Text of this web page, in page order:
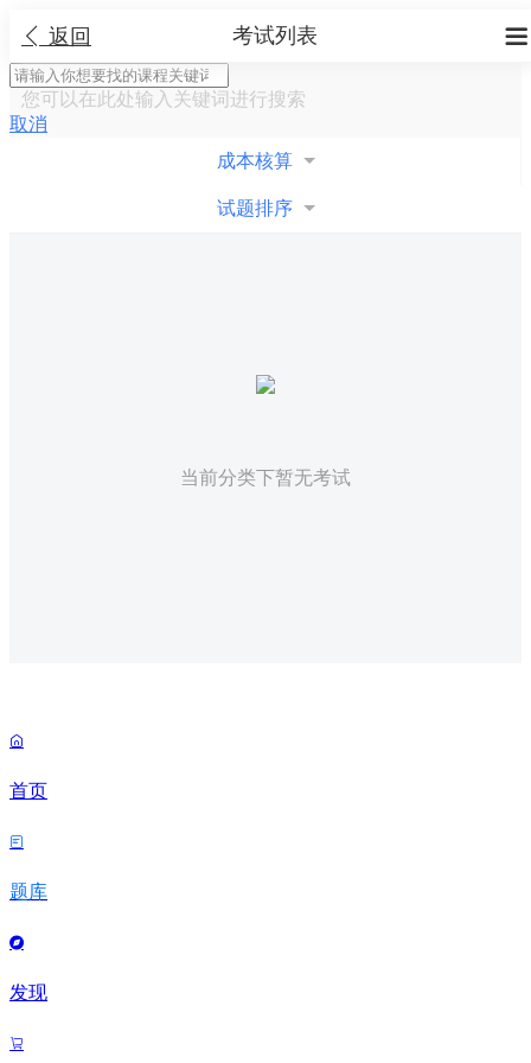
 返回 
考试列表
您可以在此处输入关键词进行搜索
取消
成本核算
试题排序
当前分类下暂无考试

首页

题库

发现
